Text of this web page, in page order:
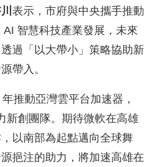
表示，市府與中央攜手推動
智慧科技產業發展，未來
過「以大帶小」策略協助新
帶入。
推動亞灣雲平台加速器，
新創團隊。期待微軟在高雄
以南部為起點邁向全球舞
挹注的助力，將加速高雄在